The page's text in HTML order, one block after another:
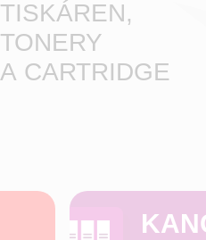
TISKÁREN,
TONERY
A CARTRIDGE